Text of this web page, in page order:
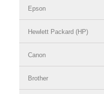
Epson
Hewlett Packard (HP)
Canon
Brother